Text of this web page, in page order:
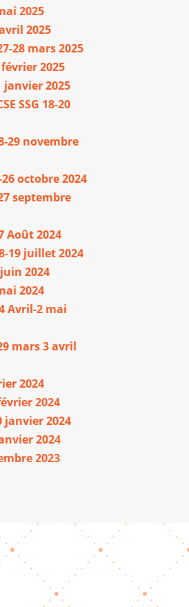
2025
2025
28 mars 2025
février 2025
janvier 2025
SSG 18-20
29 novembre
26 octobre 2024
septembre
Août 2024
19 juillet 2024
juin 2024
2024
Avril-2 mai
mars 3 avril
2024
2024
janvier 2024
2024
2023